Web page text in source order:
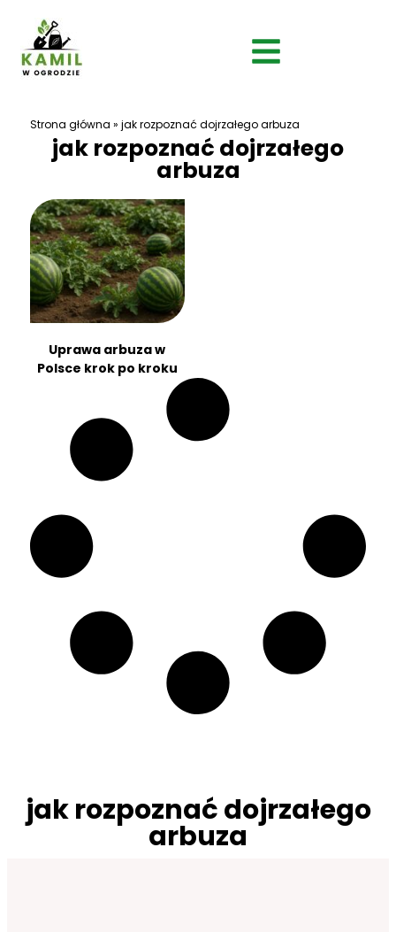
Strona główna » jak rozpoznać dojrzałego arbuza
jak rozpoznać dojrzałego
arbuza
Uprawa arbuza w
Polsce krok po kroku
jak rozpoznać dojrzałego
arbuza